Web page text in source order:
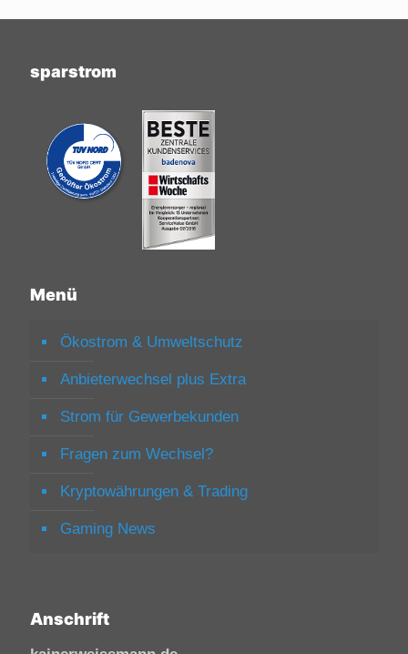
sparstrom
Menü
Ökostrom & Umweltschutz
Anbieterwechsel plus Extra
Strom für Gewerbekunden
Fragen zum Wechsel?
Kryptowährungen & Trading
Gaming News
Anschrift